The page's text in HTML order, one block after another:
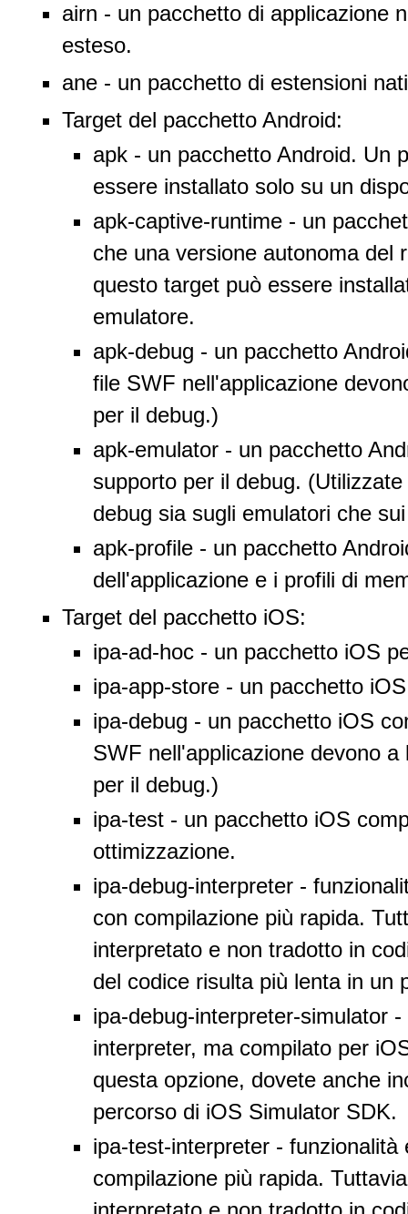
airn - un pacchetto di applicazione
esteso.
ane - un pacchetto di estensioni
Target del pacchetto Android:
apk - un pacchetto Android. Un
essere installato solo su un
apk-captive-runtime - un
che una versione autonoma del
questo target può essere
emulatore.
apk-debug - un pacchetto
file SWF nell'applicazione
per il debug.)
apk-emulator - un pacchetto
supporto per il debug.
debug sia sugli emulatori che
apk-profile - un pacchetto
dell'applicazione e i profili di
Target del pacchetto iOS:
ipa-ad-hoc - un pacchetto iOS
ipa-app-store - un pacchetto
ipa-debug - un pacchetto iOS
SWF nell'applicazione devono
per il debug.)
ipa-test - un pacchetto iOS
ottimizzazione.
ipa-debug-interpreter -
con compilazione più rapida.
interpretato e non tradotto in
del codice risulta più lenta in un
ipa-debug-interpreter-simulator
interpreter, ma compilato per
questa opzione, dovete anche
percorso di iOS Simulator SDK.
ipa-test-interpreter -
compilazione più rapida.